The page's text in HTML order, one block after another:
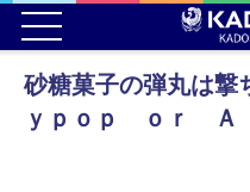
砂糖菓子の弾丸は
ｙｐｏｐ ｏｒ Ａ